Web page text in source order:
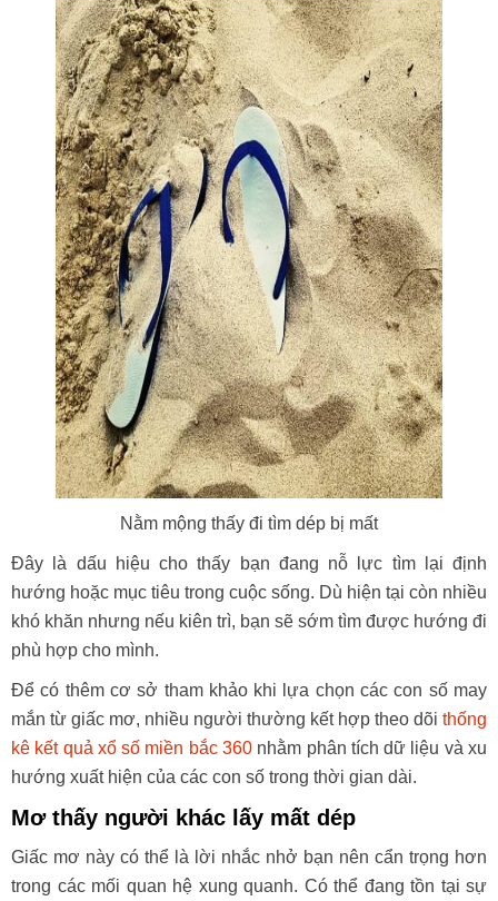
Nằm mộng thấy đi tìm dép bị mất
Đây là dấu hiệu cho thấy bạn đang nỗ lực tìm lại định
hướng hoặc mục tiêu trong cuộc sống. Dù hiện tại còn nhiều
khó khăn nhưng nếu kiên trì, bạn sẽ sớm tìm được hướng đi
phù hợp cho mình.
Để có thêm cơ sở tham khảo khi lựa chọn các con số may
mắn từ giấc mơ, nhiều người thường kết hợp theo dõi thống
kê kết quả xổ số miền bắc 360 nhằm phân tích dữ liệu và xu
hướng xuất hiện của các con số trong thời gian dài.
Mơ thấy người khác lấy mất dép
Giấc mơ này có thể là lời nhắc nhở bạn nên cẩn trọng hơn
trong các mối quan hệ xung quanh. Có thể đang tồn tại sự